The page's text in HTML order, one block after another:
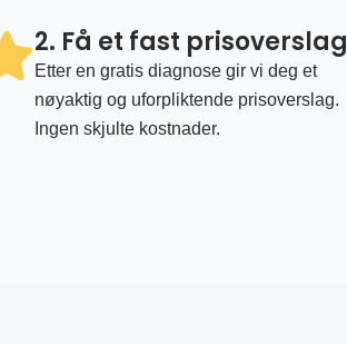
2. Få et fast prisoverslag
Etter en gratis diagnose gir vi deg et
nøyaktig og uforpliktende prisoverslag.
Ingen skjulte kostnader.